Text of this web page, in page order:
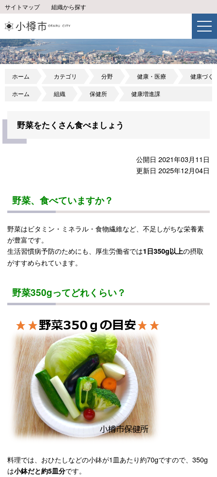
サイトマップ 組織から探す
ホーム カテゴリ 分野 健康・医療 健康づく
ホーム 組織 保健所 健康増進課
野菜をたくさん食べましょう
公開日 2021年03月11日
更新日 2025年12月04日
野菜、食べていますか？
野菜はビタミン・ミネラル・食物繊維など、不足しがちな栄養素
が豊富です。
生活習慣病予防のためにも、厚生労働省では1日350g以上の摂取
がすすめられています。
野菜350gってどれくらい？
料理では、おひたしなどの小鉢が1皿あたり約70gですので、350g
は小鉢だと約5皿分です。